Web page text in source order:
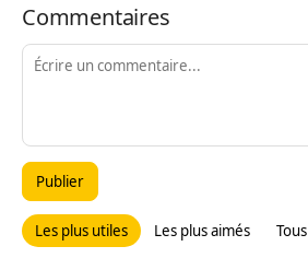
Commentaires
Publier
Les plus utiles Les plus aimés Tous